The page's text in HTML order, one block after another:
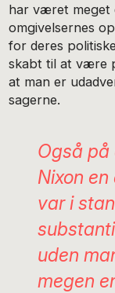
har været
omgivelsernes
for deres
skabt til at være
at man er
sagerne.
Også på
Nixon
var i
uden
megen